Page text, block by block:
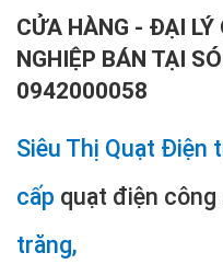
CỬA HÀNG - ĐẠI LÝ
NGHIỆP BÁN TẠI
0942000058
Siêu Thị Quạt Điện
cấp quạt điện công
trăng,